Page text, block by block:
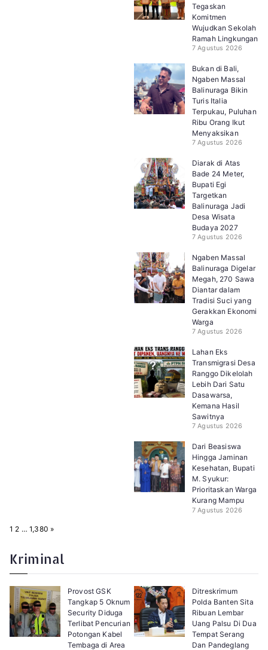
Tegaskan
Komitmen
Wujudkan Sekolah
Ramah Lingkungan
7 Agustus 2026
Bukan di Bali,
Ngaben Massal
Balinuraga Bikin
Turis Italia
Terpukau, Puluhan
Ribu Orang Ikut
Menyaksikan
7 Agustus 2026
Diarak di Atas
Bade 24 Meter,
Bupati Egi
Targetkan
Balinuraga Jadi
Desa Wisata
Budaya 2027
7 Agustus 2026
Ngaben Massal
Balinuraga Digelar
Megah, 270 Sawa
Diantar dalam
Tradisi Suci yang
Gerakkan Ekonomi
Warga
7 Agustus 2026
Lahan Eks
Transmigrasi Desa
Ranggo Dikelolah
Lebih Dari Satu
Dasawarsa,
Kemana Hasil
Sawitnya
7 Agustus 2026
Dari Beasiswa
Hingga Jaminan
Kesehatan, Bupati
M. Syukur:
Prioritaskan Warga
Kurang Mampu
7 Agustus 2026
P
:
1 2 … 1,380 N
»
Kriminal
Provost GSK
Tangkap 5 Oknum
Security Diduga
Terlibat Pencurian
Potongan Kabel
Tembaga di Area
Ditreskrimum
Polda Banten Sita
Ribuan Lembar
Uang Palsu Di Dua
Tempat Serang
Dan Pandeglang